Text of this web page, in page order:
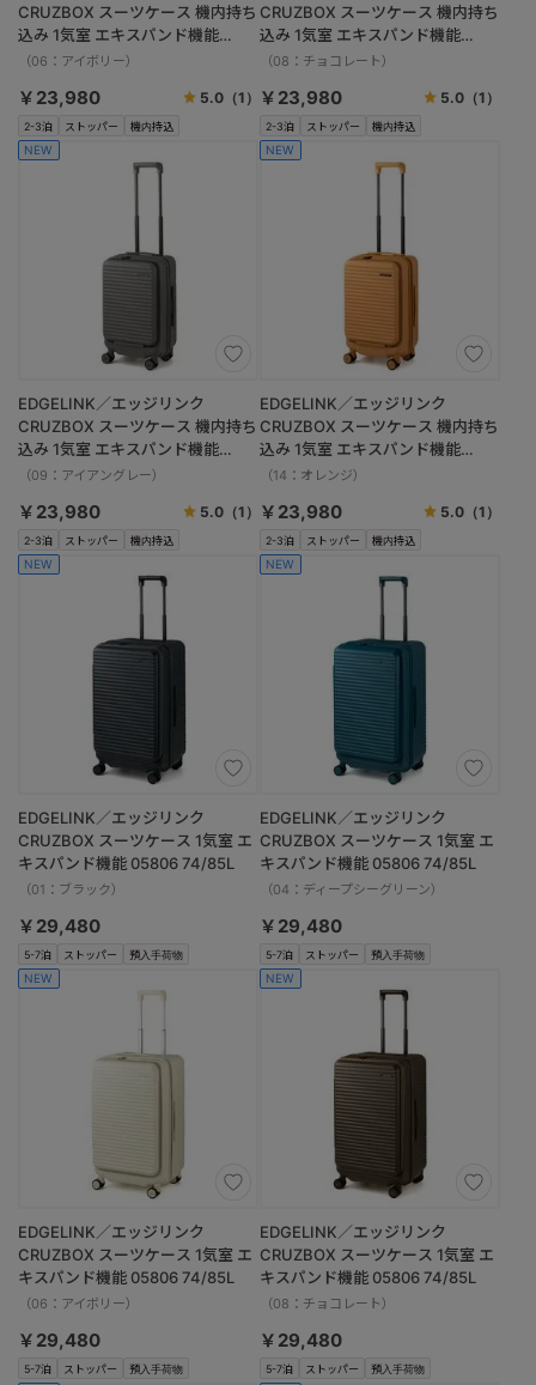
2-3泊 ストッパー 機内持込
CRUZBOX スーツケース 機内持ち
込み 1気室 エキスパンド機能
05805 32/39L
（06：アイボリー）
￥23,980 5.0（1）
2-3泊 ストッパー 機内持込
CRUZBOX スーツケース 機内持ち
込み 1気室 エキスパンド機能
05805 32/39L
（08：チョコレート）
￥23,980 5.0 （1）
NEW
2-3泊 ストッパー 機内持込
EDGELINK／エッジリンク
CRUZBOX スーツケース 機内持ち
込み 1気室 エキスパンド機能
05805 32/39L
（09：アイアングレー）
￥23,980 5.0（1）
NEW
2-3泊 ストッパー 機内持込
EDGELINK／エッジリンク
CRUZBOX スーツケース 機内持ち
込み 1気室 エキスパンド機能
05805 32/39L
（14：オレンジ）
￥23,980 5.0 （1）
NEW
5-7泊 ストッパー 預入手荷物
EDGELINK／エッジリンク
CRUZBOX スーツケース 1気室 エ
キスパンド機能 05806 74/85L
（01：ブラック）
￥29,480
NEW
5-7泊 ストッパー 預入手荷物
EDGELINK／エッジリンク
CRUZBOX スーツケース 1気室 エ
キスパンド機能 05806 74/85L
（04：ディープシーグリーン）
￥29,480
NEW
5-7泊 ストッパー 預入手荷物
EDGELINK／エッジリンク
CRUZBOX スーツケース 1気室 エ
キスパンド機能 05806 74/85L
（06：アイボリー）
￥29,480
NEW
5-7泊 ストッパー 預入手荷物
EDGELINK／エッジリンク
CRUZBOX スーツケース 1気室 エ
キスパンド機能 05806 74/85L
（08：チョコレート）
￥29,480